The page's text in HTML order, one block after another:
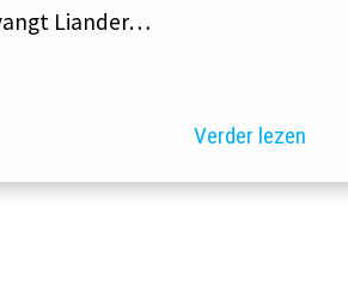
Liander…
Verder lezen